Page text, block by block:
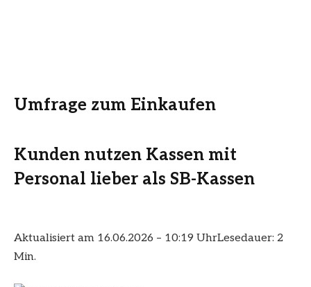
Umfrage zum Einkaufen
Kunden nutzen Kassen mit
Personal lieber als SB-Kassen
Aktualisiert am 16.06.2026 – 10:19 UhrLesedauer: 2
Min.